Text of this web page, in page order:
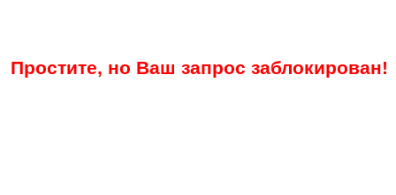
Простите, но Ваш запрос заблокирован!